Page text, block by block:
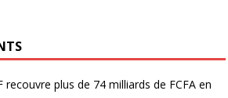
recouvre plus de 74 milliards de FCFA en